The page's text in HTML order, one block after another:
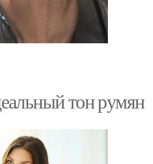
тон румян